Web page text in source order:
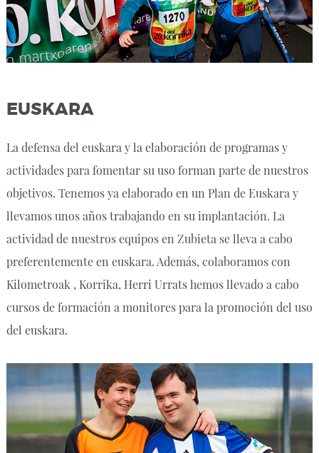
EUSKARA
La defensa del euskara y la elaboración de programas y
actividades para fomentar su uso forman parte de nuestros
objetivos. Tenemos ya elaborado en un Plan de Euskara y
llevamos unos años trabajando en su implantación. La
actividad de nuestros equipos en Zubieta se lleva a cabo
preferentemente en euskara. Además, colaboramos con
Kilometroak , Korrika, Herri Urrats hemos llevado a cabo
cursos de formación a monitores para la promoción del uso
del euskara.